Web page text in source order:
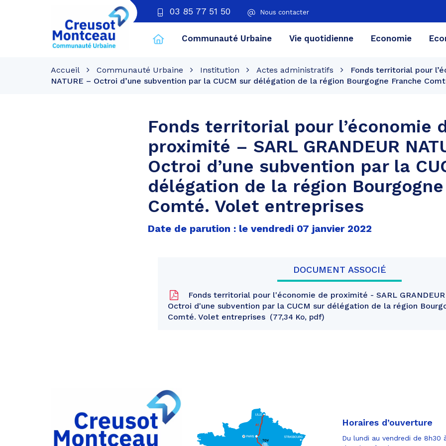
03 85 77 51 50 Nous contacter
Creusot
Montceau
Communauté Urbaine Vie quotidienne Economie
Accueil Communauté Urbaine Institution Actes administratifs
Fonds territorial pour
NATURE – Octroi d’une subvention par la CUCM sur délégation de la région Bourgogne Franche
Fonds territorial pour l’économie
proximité – SARL GRANDEUR
Octroi d’une subvention par la
délégation de la région
Comté. Volet entreprises
Date de parution : le vendredi 07 janvier 2022
DOCUMENT ASSOCIÉ
Fonds territorial pour l'économie de proximité - SARL GRANDEUR
Octroi d'une subvention par la CUCM sur délégation de la région
Comté. Volet entreprises
77,34 Ko, pdf
Partager
sur
Facebook
Partager
Horaires d’ouverture
Du lundi au vendredi de 8h30